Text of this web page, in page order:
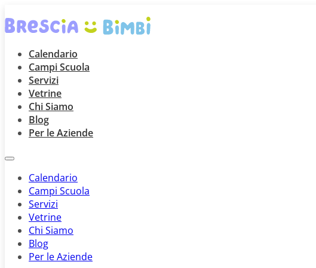
Calendario
Campi Scuola
Servizi
Vetrine
Chi Siamo
Blog
Per le Aziende
Calendario
Campi Scuola
Servizi
Vetrine
Chi Siamo
Blog
Per le Aziende